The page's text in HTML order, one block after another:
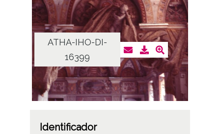
ATHA-IHO-DI-
16399
Identificador